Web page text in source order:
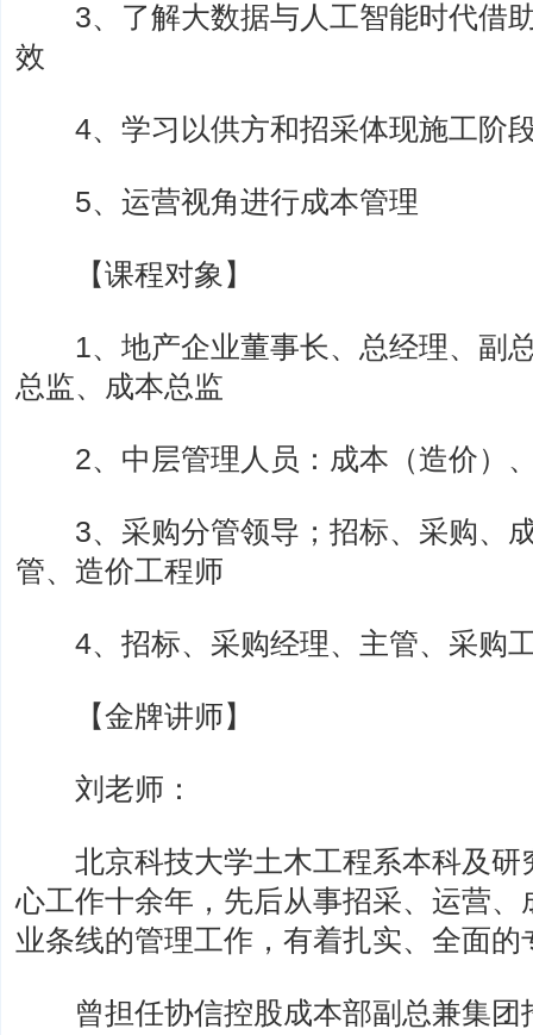
3、了解大数据与人工智能时代借
效
4、学习以供方和招采体现施工阶
5、运营视角进行成本管理
【课程对象】
1、地产企业董事长、总经理、副
总监、成本总监
2、中层管理人员：成本（造价）
3、采购分管领导；招标、采购、
管、造价工程师
4、招标、采购经理、主管、采购
【金牌讲师】
刘老师：
北京科技大学土木工程系本科及研
心工作十余年，先后从事招采、运营
业条线的管理工作，有着扎实、全面
曾担任协信控股成本部副总兼集团